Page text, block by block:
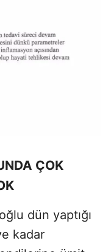
ÇOK
dün yaptığı
kadar